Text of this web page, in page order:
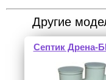
Другие
Септик Дрена-